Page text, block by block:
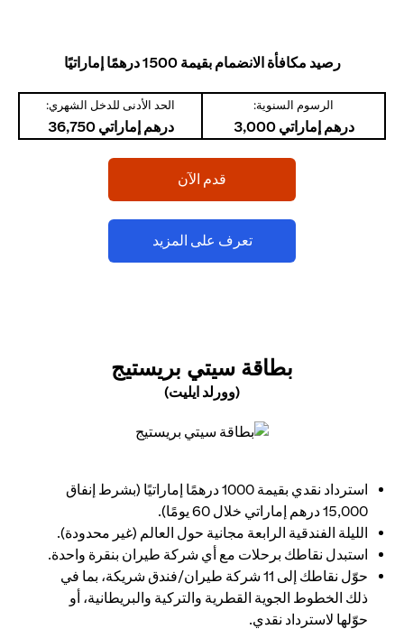
رصيد مكافأة الانضمام بقيمة 1500 درهمًا إماراتيًا
الرسوم السنوية:
درهم إماراتي 3,000
الحد الأدنى للدخل الشهري:
درهم إماراتي 36,750
قدم الآن
تعرف على المزيد
بطاقة سيتي بريستيج
(وورلد ايليت)
استرداد نقدي بقيمة 1000 درهمًا إماراتيًا (بشرط إنفاق
15,000 درهم إماراتي خلال 60 يومًا).
الليلة الفندقية الرابعة مجانية حول العالم (غير محدودة).
استبدل نقاطك برحلات مع أي شركة طيران بنقرة واحدة.
حوّل نقاطك إلى 11 شركة طيران/فندق شريكة، بما في
ذلك الخطوط الجوية القطرية والتركية والبريطانية، أو
حوّلها لاسترداد نقدي.